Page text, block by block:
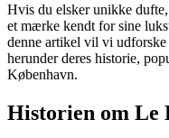
Hvis du elsker unikke
et mærke kendt for sine
denne artikel vil vi
herunder deres historie,
København.
Historien om Le